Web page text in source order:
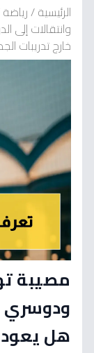
الرئيسية/رياضة
وانتقالات إلى
خارج تدريبات
مصيبة
ودوسري
هل